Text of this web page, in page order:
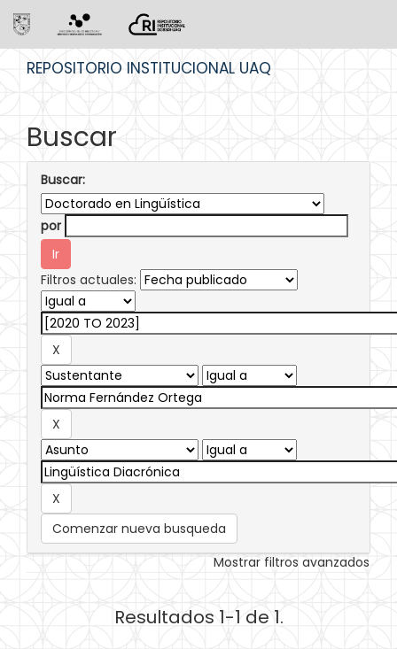
REPOSITORIO INSTITUCIONAL UAQ
Buscar
Buscar:
por
Filtros actuales:
Comenzar nueva busqueda
Mostrar filtros avanzados
Resultados 1-1 de 1.